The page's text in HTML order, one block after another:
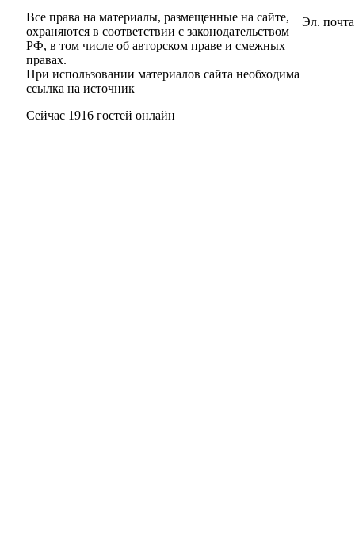
Все права на материалы, размещенные на сайте,
охраняются в соответствии с законодательством
РФ, в том числе об авторском праве и смежных
правах.
При использовании материалов сайта необходима
ссылка на источник
Сейчас 1916 гостей онлайн
Эл.